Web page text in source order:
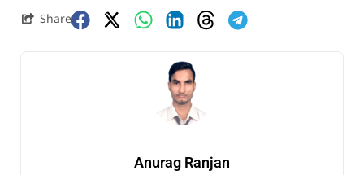
Share
Anurag Ranjan